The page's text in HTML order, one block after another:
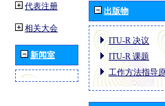
代表注册
相关大会
新闻室
出版物
ITU-R 决议
ITU-R 课题
工作方法指导